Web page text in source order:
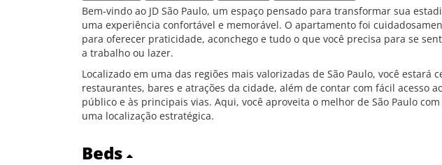
Bem-vindo ao JD São Paulo, um espaço pensado para transformar sua
uma experiência confortável e memorável. O apartamento foi
para oferecer praticidade, aconchego e tudo o que você precisa para se
a trabalho ou lazer.
Localizado em uma das regiões mais valorizadas de São Paulo, você estará
restaurantes, bares e atrações da cidade, além de contar com fácil acesso
público e às principais vias. Aqui, você aproveita o melhor de São Paulo
uma localização estratégica.
Beds